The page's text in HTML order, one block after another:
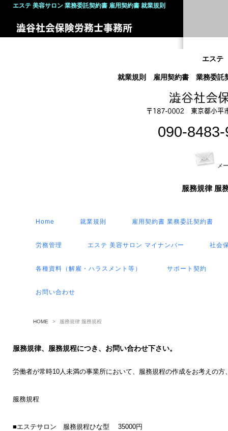
エステ 美容サロン 業務委託契約書 雇用契約書 就業規則
エステ
就業規則 雇用契約書 業務委託
090-
メ
服務規律 服
Home 就業規則 雇用契約書 業務委託契約書
労務管理 エステ 美容サロン マイナンバー 社会
各種資料（解雇・ハラスメント等） サポート契約
お問い合わせ
HOME > 服務規律 服務規程
服務規律、服務規程につき、お問い合わせ下さい。
労働者が常時10人未満の事業所において、服務規程の作成をお考えの方
服務規程
■エステサロン 服務規程ひな型 35000円